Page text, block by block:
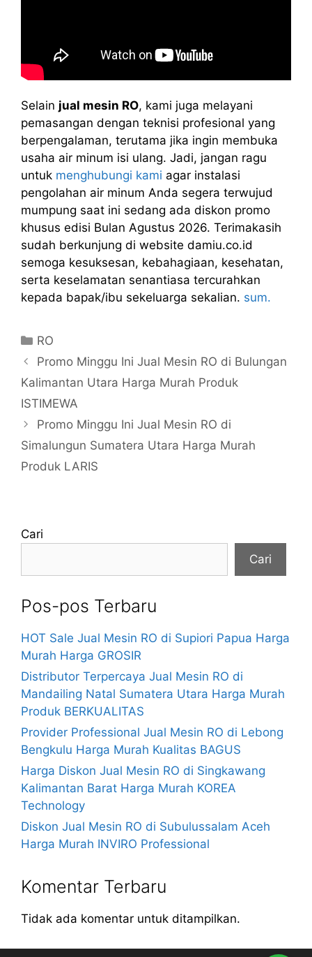
Selain jual mesin RO, kami juga melayani
pemasangan dengan teknisi profesional yang
berpengalaman, terutama jika ingin membuka
usaha air minum isi ulang. Jadi, jangan ragu
untuk menghubungi kami agar instalasi
pengolahan air minum Anda segera terwujud
mumpung saat ini sedang ada diskon promo
khusus edisi Bulan Agustus 2026. Terimakasih
sudah berkunjung di website damiu.co.id
semoga kesuksesan, kebahagiaan, kesehatan,
serta keselamatan senantiasa tercurahkan
kepada bapak/ibu sekeluarga sekalian. sum.
Kategori
RO
Promo Minggu Ini Jual Mesin RO di Bulungan
Kalimantan Utara Harga Murah Produk
ISTIMEWA
Promo Minggu Ini Jual Mesin RO di
Simalungun Sumatera Utara Harga Murah
Produk LARIS
Cari
Cari
Pos-pos Terbaru
HOT Sale Jual Mesin RO di Supiori Papua Harga
Murah Harga GROSIR
Distributor Terpercaya Jual Mesin RO di
Mandailing Natal Sumatera Utara Harga Murah
Produk BERKUALITAS
Provider Professional Jual Mesin RO di Lebong
Bengkulu Harga Murah Kualitas BAGUS
Harga Diskon Jual Mesin RO di Singkawang
Kalimantan Barat Harga Murah KOREA
Technology
Diskon Jual Mesin RO di Subulussalam Aceh
Harga Murah INVIRO Professional
Komentar Terbaru
Tidak ada komentar untuk ditampilkan.